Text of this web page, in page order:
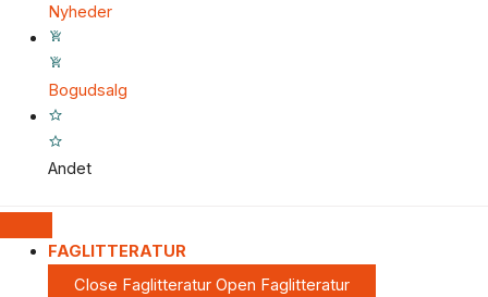
Nyheder
Bogudsalg
Andet
FAGLITTERATUR
Close Faglitteratur Open Faglitteratur